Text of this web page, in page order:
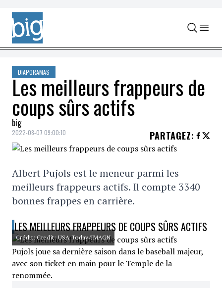
Skip to content
DIAPORAMAS
Les meilleurs frappeurs de
coups sûrs actifs
big
2022-08-07 09:00:10 PARTAGEZ:
Albert Pujols est le meneur parmi les
meilleurs frappeurs actifs. Il compte 3340
bonnes frappes en carrière.
LES MEILLEURS FRAPPEURS DE COUPS SÛRS ACTIFS
Crédit: Credit: USA Today/IMAGN
Pujols joue sa dernière saison dans le baseball majeur,
avec son ticket en main pour le Temple de la
renommée.